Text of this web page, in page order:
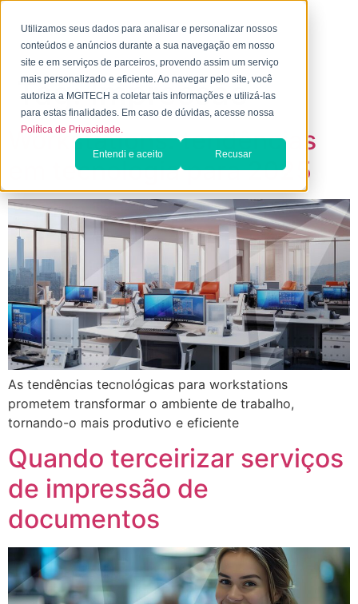
Utilizamos seus dados para analisar e personalizar nossos
conteúdos e anúncios durante a sua navegação em nosso
site e em serviços de parceiros, provendo assim um serviço
mais personalizado e eficiente. Ao navegar pelo site, você
autoriza a MGITECH a coletar tais informações e utilizá-las
para estas finalidades. Em caso de dúvidas, acesse nossa
Política de Privacidade.
Entendi e aceito Recusar
Tag:Impressão
Workstations: tendências
em tecnologia para 2025
As tendências tecnológicas para workstations
prometem transformar o ambiente de trabalho,
tornando-o mais produtivo e eficiente
Quando terceirizar serviços
de impressão de
documentos